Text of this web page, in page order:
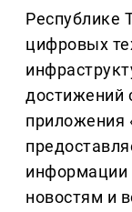
Республике
цифровых
достижений
приложения
информации
новостям и